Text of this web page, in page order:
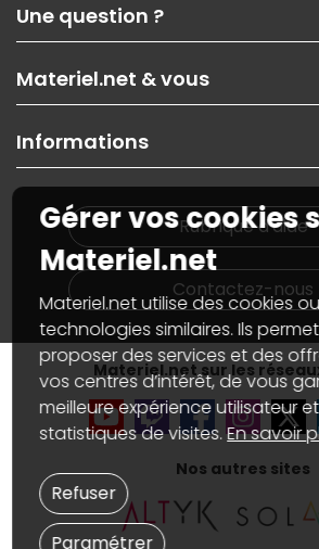
Nos services
Les magasins Materiel.net
Nos solutions pour les pros
Contactez-nous
Une question ?
Paiement, livraison
Garanties,Pack Zen
SAV, demander un retour
Informations
Materiel.net & vous
On rachète votre carte graphique
PC sur mesure : Votre RDV
Notre démarche écologique
Materiel.net recrute
Notre programme d'affiliation
Partenariat & Sponsoring
Informations
Plan du site
Nos marques
Conditions générales de vente
Marketplace
Informations légales
Données personnelles etcookies
Gérer vos cookies
Accessibilité : non conforme
Rubrique d'aide
Contactez-nous
Materiel.net sur les
Nos autres sites
Gérer vos cookies
Materiel.net
Materiel.net utilise des cookies
technologies similaires. Ils
proposer des services et des
vos centres d’intérêt, de vous
meilleure expérience utilisateur
statistiques de visites.En savoir
Paramétrer
Refuser